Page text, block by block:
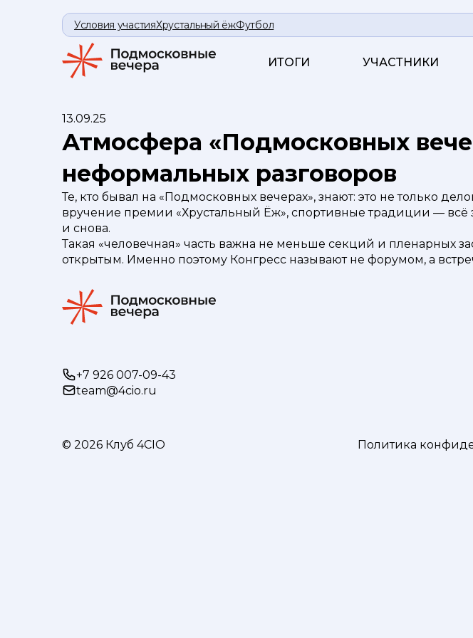
Футбол
Хрустальный ёж
Условия участия
ИТОГИ УЧАСТНИКИ
13.09.25
Атмосфера «Подмосковных
неформальных разговоров
Те, кто бывал на «Подмосковных вечерах», знают: это не только
вручение премии «Хрустальный Ёж», спортивные традиции — всё
и снова.
Такая «человечная» часть важна не меньше секций и пленарных
открытым. Именно поэтому Конгресс называют не форумом, а
+7 926 007-09-43
team@4cio.ru
© 2026 Клуб 4CIO Политика